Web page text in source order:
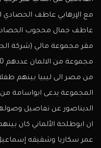
مع الإرهابي عاطف الحصادي
عاطف جمال محجوب
مقر مجموعة مالي (شركة
من مصر الى ليبيا بينهم
المجموعة يدعى ابواسامة
الديناصور عن تفاصيل
ان ابوطلحة الألماني كان